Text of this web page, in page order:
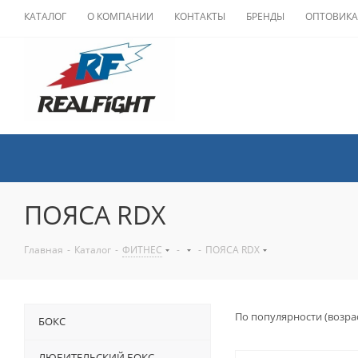
КАТАЛОГ О КОМПАНИИ КОНТАКТЫ БРЕНДЫ
ПОЯСА RDX
Главная - Каталог - ФИТНЕС - - ПОЯСА RDX
По популярности
БОКС